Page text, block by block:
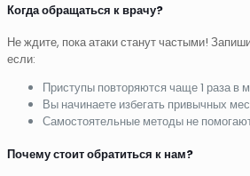
Когда обращаться к врачу?
Не ждите, пока атаки станут частыми!
если:
Приступы повторяются чаще 1 раза в
Вы начинаете избегать привычных
Самостоятельные методы не
Почему стоит обратиться к нам?